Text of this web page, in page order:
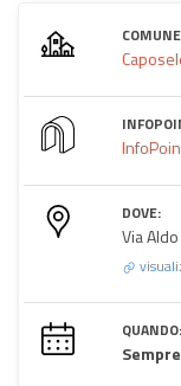
DOVE:
Via
QUANDO: